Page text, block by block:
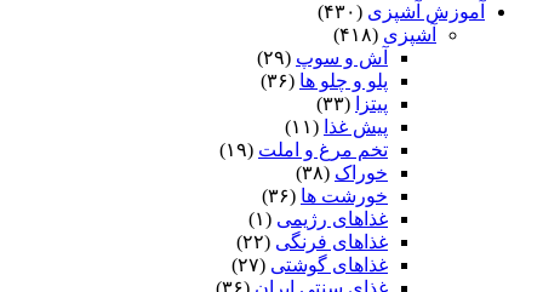
آموزش آشپزی (۴۳۰)
آشپزی (۴۱۸)
آش و سوپ (۲۹)
پلو و چلو ها (۳۶)
پیتزا
(۳۳)
پیش غذا (۱۱)
تخم مرغ و املت (۱۹)
خوراک (۳۸)
خورشت ها (۳۶)
غذاهای رژیمی (۱)
غذاهای فرنگی (۲۲)
غذاهای گوشتی (۲۷)